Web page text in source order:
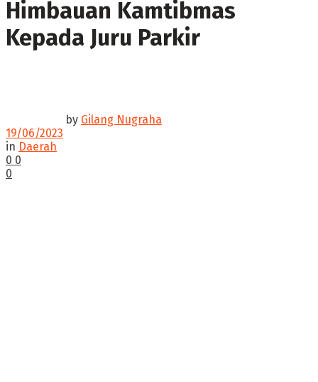
Himbauan Kamtibmas
Kepada Juru Parkir
by Gilang Nugraha
19/06/2023
in Daerah
0 0
0